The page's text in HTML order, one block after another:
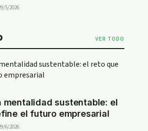
5/2026
VER TODO
mentalidad sustentable: el
el futuro empresarial
6/2026